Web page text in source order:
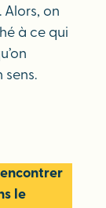
Alors, on
à ce qui
le